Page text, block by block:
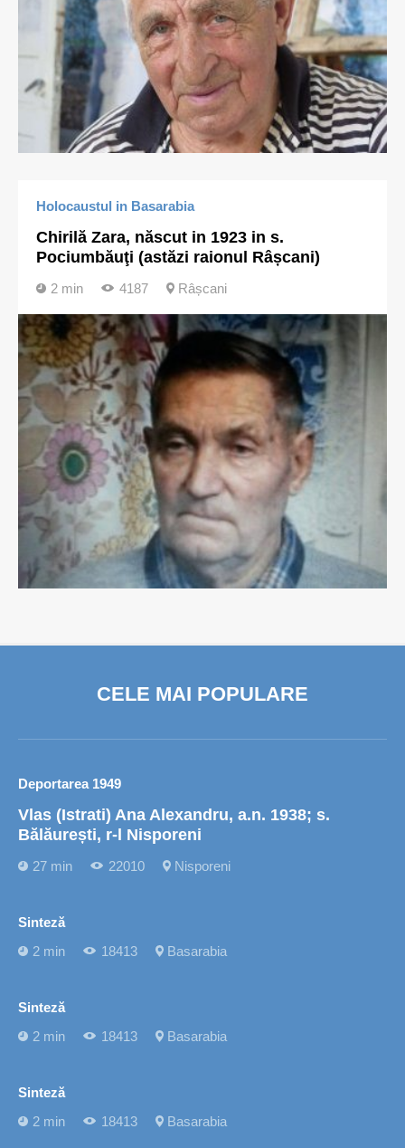
Holocaustul in Basarabia
Chirilă Zara, născut in 1923 in s.
Pociumbăuţi (astăzi raionul Râșcani)
2 min 4187 Râșcani
CELE MAI POPULARE
Deportarea 1949
Vlas (Istrati) Ana Alexandru, a.n. 1938; s.
Bălăurești, r-l Nisporeni
27 min 22010 Nisporeni
Sinteză
2 min
18413 Basarabia
Sinteză
2 min
18413 Basarabia
Sinteză
2 min
18413 Basarabia